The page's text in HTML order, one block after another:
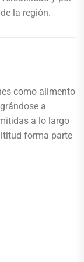
la región.
como alimento
a
a lo largo
forma parte